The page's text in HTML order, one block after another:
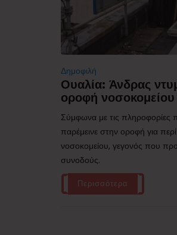
Δημοφιλή
Ουαλία: Άνδρας
οροφή
Σύμφωνα με τις πληροφορίες
παρέμεινε στην οροφή για
νοσοκομείου, γεγονός που
συνοδούς.
Περισσότερα